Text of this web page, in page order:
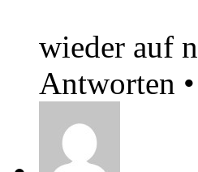
wieder auf
Antworten •